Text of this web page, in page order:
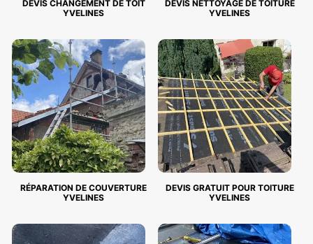
DEVIS CHANGEMENT DE TOIT
YVELINES
DEVIS NETTOYAGE DE TOITURE
YVELINES
RÉPARATION DE COUVERTURE
YVELINES
DEVIS GRATUIT POUR TOITURE
YVELINES